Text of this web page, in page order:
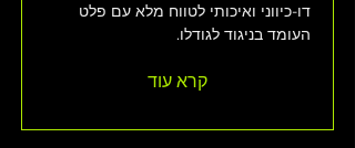
דו-כיווני ואיכותי לטווח מלא עם פלט
העומד בניגוד לגודלו.
קרא עוד